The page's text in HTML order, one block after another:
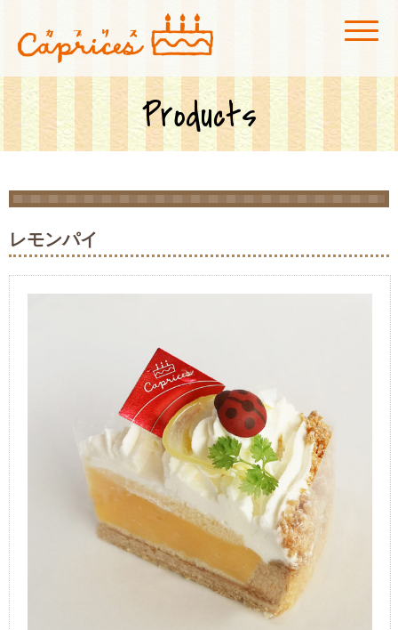
菓子工房カプリス
広島市安佐北区にある玖村駅付近のケーキ屋「菓子工房カプリス」です。店
内にカフェスペースも併設、真っ赤な看板が目印です！
Products
レモンパイ